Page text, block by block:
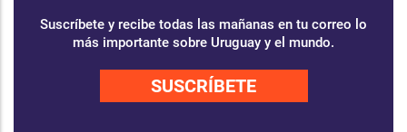
Suscríbete y recibe todas las mañanas en tu correo lo
más importante sobre Uruguay y el mundo.
SUSCRÍBETE